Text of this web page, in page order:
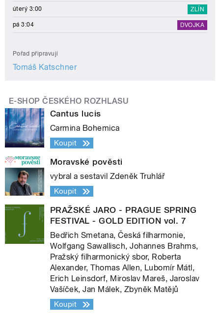
úterý 3:00 ZLÍN
pá 3:04 DVOJKA
Pořad připravují
Tomáš Katschner
E-SHOP ČESKÉHO ROZHLASU
Cantus lucis
Carmina Bohemica
Koupit
Moravské pověsti
vybral a sestavil Zdeněk Truhlář
Koupit
PRAŽSKÉ JARO - PRAGUE SPRING
FESTIVAL - GOLD EDITION vol. 7
Bedřich Smetana, Česká filharmonie,
Wolfgang Sawallisch, Johannes Brahms,
Pražský filharmonický sbor, Roberta
Alexander, Thomas Allen, Lubomír Mátl,
Erich Leinsdorf, Miroslav Mareš, Jaroslav
Vašíček, Jan Málek, Zbyněk Matějů
Koupit